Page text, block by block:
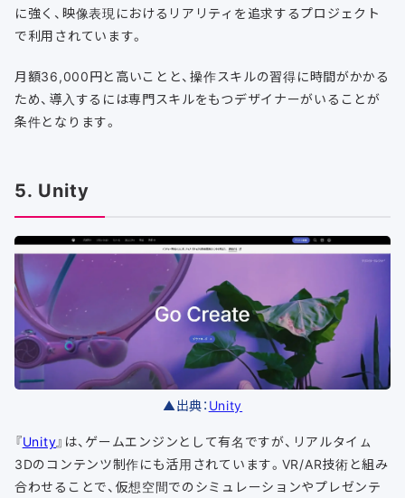
に強く、映像表現におけるリアリティを追求するプロジェクト
で利用されています。
月額36,000円と高いことと、操作スキルの習得に時間がかかる
ため、導入するには専門スキルをもつデザイナーがいることが
条件となります。
5. Unity
▲出典： Unity
『Unity』は、ゲームエンジンとして有名ですが、リアルタイㇺ
3Dのコンテンツ制作にも活用されています。VR/AR技術と組み
合わせることで、仮想空間でのシミュレーションやプレゼンテ